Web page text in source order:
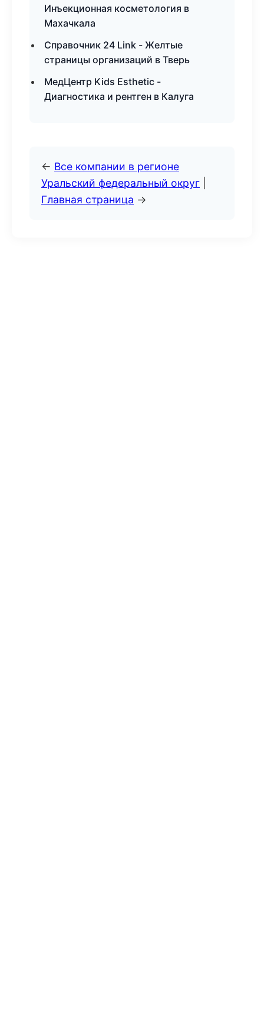
Инъекционная косметология в
Махачкала
Справочник 24 Link - Желтые
страницы организаций в Тверь
МедЦентр Kids Esthetic -
Диагностика и рентген в Калуга
← Все компании в регионе
Уральский федеральный округ
Главная страница →